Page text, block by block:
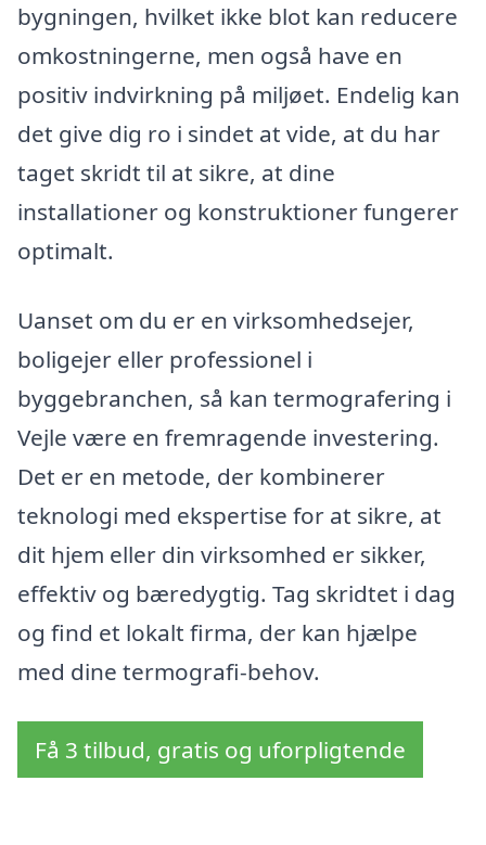
bygningen, hvilket ikke blot kan reducere
omkostningerne, men også have en
positiv indvirkning på miljøet. Endelig kan
det give dig ro i sindet at vide, at du har
taget skridt til at sikre, at dine
installationer og konstruktioner fungerer
optimalt.
Uanset om du er en virksomhedsejer,
boligejer eller professionel i
byggebranchen, så kan termografering i
Vejle være en fremragende investering.
Det er en metode, der kombinerer
teknologi med ekspertise for at sikre, at
dit hjem eller din virksomhed er sikker,
effektiv og bæredygtig. Tag skridtet i dag
og find et lokalt firma, der kan hjælpe
med dine termografi-behov.
Få 3 tilbud, gratis og uforpligtende